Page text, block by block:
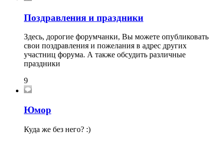
Поздравления и праздники
Здесь, дорогие форумчанки, Вы можете опубликовать
свои поздравления и пожелания в адрес других
участниц форума. А также обсудить различные
праздники
9
Юмор
Куда же без него? :)